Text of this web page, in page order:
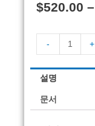
$520.00 –
- +
설명
문서